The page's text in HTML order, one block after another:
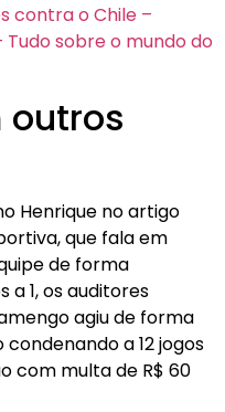
contra o Chile –
sobre o mundo do
outros
Henrique no artigo
que fala em
de forma
a 1, os auditores
agiu de forma
a 12 jogos
com multa de R$ 60